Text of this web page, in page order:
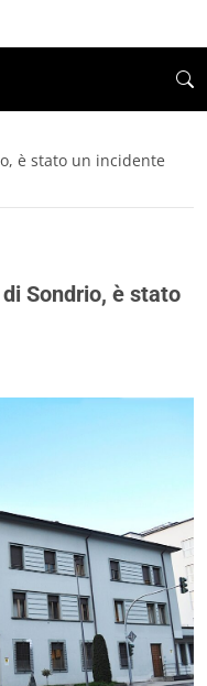
è stato un incidente
Sondrio, è stato